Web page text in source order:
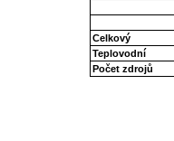
Celkový
Teplovodní
Počet zdrojů